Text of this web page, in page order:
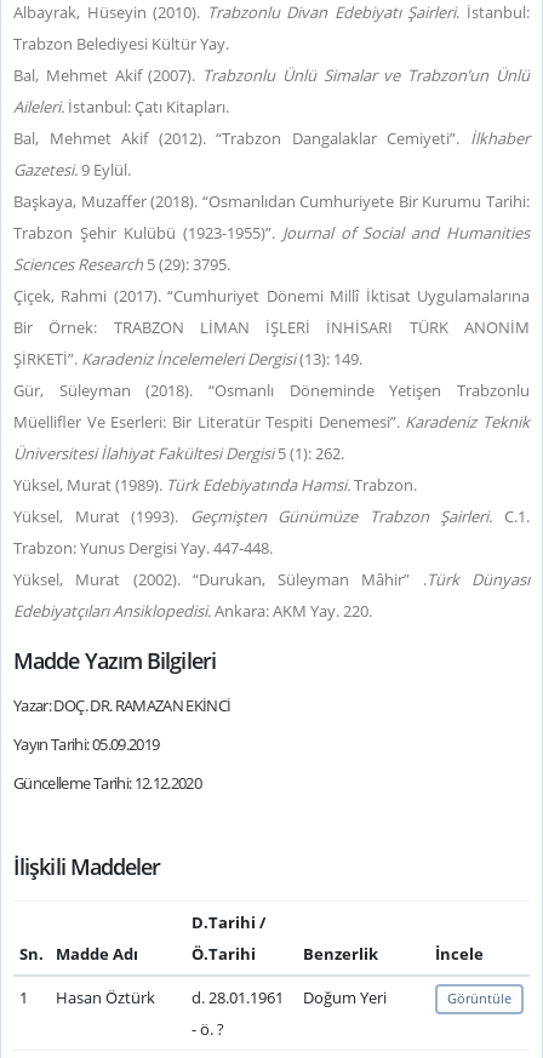
Albayrak, Hüseyin (2010). Trabzonlu Divan Edebiyatı Şairleri. İstanbul:
Trabzon Belediyesi Kültür Yay.
Bal, Mehmet Akif (2007). Trabzonlu Ünlü Simalar ve Trabzon’un Ünlü
Aileleri. İstanbul: Çatı Kitapları.
Bal, Mehmet Akif (2012). “Trabzon Dangalaklar Cemiyeti”. İlkhaber
Gazetesi.9 Eylül.
Başkaya, Muzaffer (2018). “Osmanlıdan Cumhuriyete Bir Kurumu Tarihi:
Trabzon Şehir Kulübü (1923-1955)”. Journal of Social and Humanities
Sciences Research 5 (29): 3795.
Çiçek, Rahmi (2017). “Cumhuriyet Dönemi Millî İktisat Uygulamalarına
Bir Örnek: TRABZON LİMAN İŞLERİ İNHİSARI TÜRK ANONİM
ŞİRKETİ”. Karadeniz İncelemeleri Dergisi(13): 149.
Gür, Süleyman (2018). “Osmanlı Döneminde Yetişen Trabzonlu
Müellifler Ve Eserleri: Bir Literatür Tespiti Denemesi”. Karadeniz Teknik
Üniversitesi İlahiyat Fakültesi Dergisi5 (1): 262.
Yüksel, Murat (1989). Türk Edebiyatında Hamsi.Trabzon.
Yüksel, Murat (1993). Geçmişten Günümüze Trabzon Şairleri. C.1.
Trabzon: Yunus Dergisi Yay. 447-448.
Yüksel, Murat (2002). “Durukan, Süleyman Mâhir” .Türk Dünyası
Edebiyatçıları Ansiklopedisi.Ankara: AKM Yay. 220.
Madde Yazım Bilgileri
Yazar: DOÇ. DR. RAMAZAN EKİNCİ
Yayın Tarihi: 05.09.2019
Güncelleme Tarihi: 12.12.2020
İlişkili Maddeler
Sn. Madde Adı
D.Tarihi /
Ö.Tarihi
Benzerlik
İncele
1
Hasan Öztürk
d. 28.01.1961
- ö. ?
Doğum Yeri Görüntüle